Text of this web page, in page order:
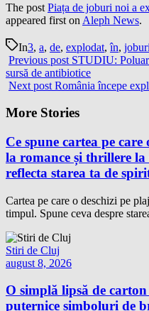
The post Piața de joburi noi a
appeared first on Aleph News.
In3, a, de, explodat,în, joburi
Previous post STUDIU:
sursă de antibiotice
Next post România începe
More Stories
Ce spune cartea pe
la romance și thrillere la
reflecta starea ta de
Cartea pe care o deschizi pe
timpul. Spune ceva despre
Stiri de Cluj
august 8, 2026
O simplă lipsă de
puternice simboluri de